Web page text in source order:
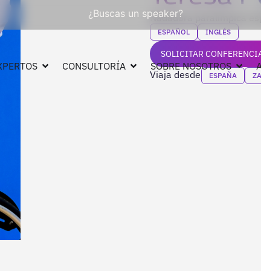
¿Buscas un speaker?
CONSULTORÍA SOBRE NOSOTROS
Nadadora paralímpica
ESPAÑOL INGLÉS
SOLICITAR
Viaja desde ESPAÑA